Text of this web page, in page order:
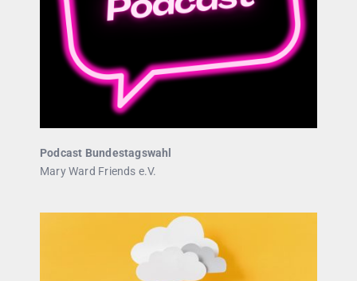
Podcast Bundestagswahl
Mary Ward Friends e.V.